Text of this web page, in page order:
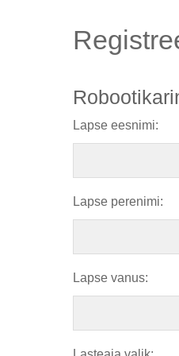
Lapse eesnimi:
Lapse perenimi:
Lapse vanus: